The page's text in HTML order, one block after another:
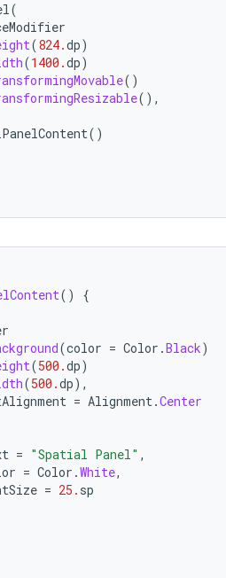
(
(824.dp)
(1400.dp)
()
(),
()
()
{
(color = Color .Black)
(500.dp)
(500.dp),
= Alignment.Center
= "Spatial Panel" ,
= Color .White,
= 25. sp